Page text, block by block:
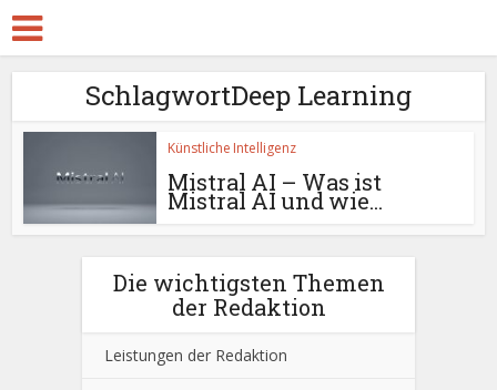
SchlagwortDeep Learning
Künstliche Intelligenz
Mistral AI – Was ist
Mistral AI und wie...
Die wichtigsten Themen
der Redaktion
Leistungen der Redaktion